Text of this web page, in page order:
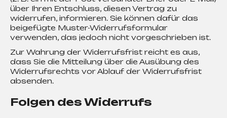
über Ihren Entschluss, diesen Vertrag zu
widerrufen, informieren. Sie können dafür das
beigefügte Muster-Widerrufsformular
verwenden, das jedoch nicht vorgeschrieben ist.
Zur Wahrung der Widerrufsfrist reicht es aus,
dass Sie die Mitteilung über die Ausübung des
Widerrufsrechts vor Ablauf der Widerrufsfrist
absenden.
Folgen des Widerrufs
u
č
u
j
e
m
e